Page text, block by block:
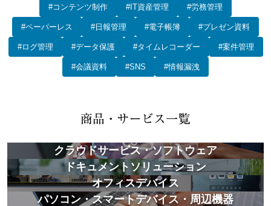
#コンテンツ制作 #IT資産管理 #労務管理
#ペーパーレス #日報管理 #電子帳簿 #プレゼン資料
#ログ管理 #データ保護 #タイムレコーダー #案件管理
#会議資料 #SNS #情報漏洩
クラウドサービス・ソフトウェア
ドキュメントソリューション
オフィスデバイス
パソコン・スマートデバイス・周辺機器